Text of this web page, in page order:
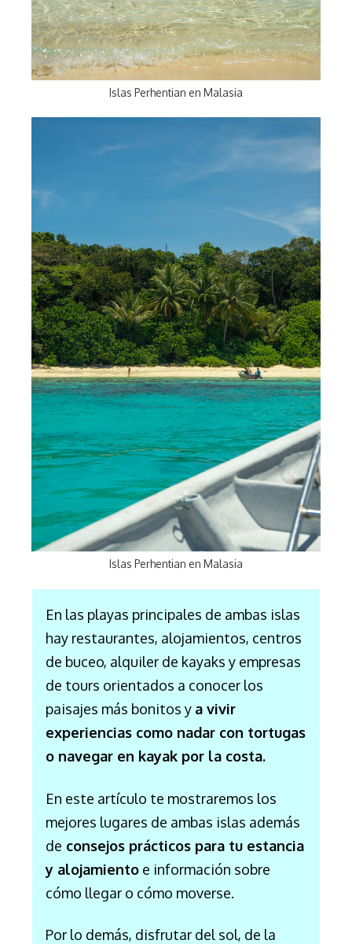
Islas Perhentian en Malasia
Islas Perhentian en Malasia
En las playas principales de ambas islas
hay restaurantes, alojamientos, centros
de buceo, alquiler de kayaks y empresas
de tours orientados a conocer los
paisajes más bonitos y a vivir
experiencias como nadar con tortugas
o navegar en kayak por la costa.
En este artículo te mostraremos los
mejores lugares de ambas islas además
de consejos prácticos para tu estancia
y alojamiento e información sobre
cómo llegar o cómo moverse.
Por lo demás, disfrutar del sol, de la